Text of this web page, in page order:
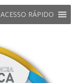
ACESSO RÁPIDO